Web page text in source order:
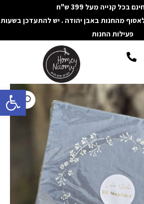
פתח
בכל קנייה מעל 399 ש"ח
מהחנות באבן יהודה . יש להתעדכן בשעות
פעילות החנות